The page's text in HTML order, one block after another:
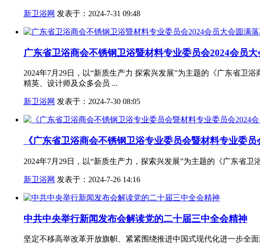
新卫浴网 发表于：2024-7-31 09:48
广东省卫浴商会不锈钢卫浴暨材料专业委员会2024会员
2024年7月29日，以“新质生产力 探索兴发展”为主题的《广东省卫
精英、设计师及众多会员 ...
新卫浴网 发表于：2024-7-30 08:05
《广东省卫浴商会不锈钢卫浴专业委员会暨材料专业委
2024年7月29日，以“新质生产力，探索兴发展”为主题的《广东省
新卫浴网 发表于：2024-7-26 14:16
中共中央举行新闻发布会解读党的二十届三中全会精神
坚定不移高举改革开放旗帜、紧紧围绕推进中国式现代化进一步全